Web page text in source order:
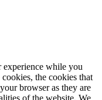
experience while you
the cookies that
browser as they are